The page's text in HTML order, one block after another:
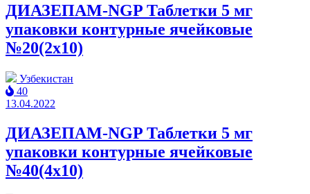
ДИАЗЕПАМ-NGP Таблетки 5 мг
упаковки контурные ячейковые
№20(2x10)
Узбекистан
40
13.04.2022
ДИАЗЕПАМ-NGP Таблетки 5 мг
упаковки контурные ячейковые
№40(4x10)